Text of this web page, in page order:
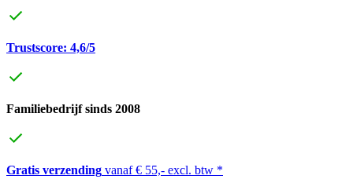
Trustscore: 4,6/5
Familiebedrijf sinds 2008
Gratis verzending vanaf € 55,- excl. btw *